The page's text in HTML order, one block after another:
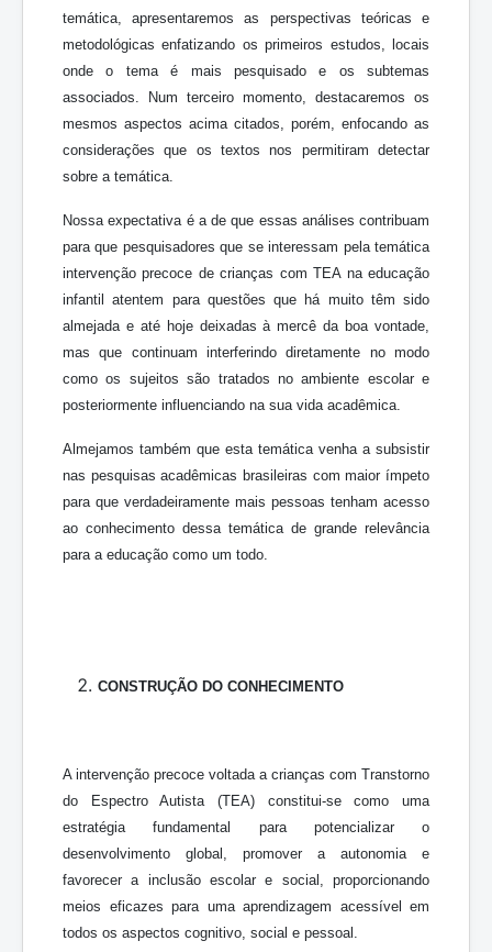
temática, apresentaremos as perspectivas teóricas e
metodológicas enfatizando os primeiros estudos, locais
onde o tema é mais pesquisado e os subtemas
associados. Num terceiro momento, destacaremos os
mesmos aspectos acima citados, porém, enfocando as
considerações que os textos nos permitiram detectar
sobre a temática.
Nossa expectativa é a de que essas análises contribuam
para que pesquisadores que se interessam pela temática
intervenção precoce de crianças com TEA na educação
infantil atentem para questões que há muito têm sido
almejada e até hoje deixadas à mercê da boa vontade,
mas que continuam interferindo diretamente no modo
como os sujeitos são tratados no ambiente escolar e
posteriormente influenciando na sua vida acadêmica.
Almejamos também que esta temática venha a subsistir
nas pesquisas acadêmicas brasileiras com maior ímpeto
para que verdadeiramente mais pessoas tenham acesso
ao conhecimento dessa temática de grande relevância
para a educação como um todo.
CONSTRUÇÃO DO CONHECIMENTO
A intervenção precoce voltada a crianças com Transtorno
do Espectro Autista (TEA) constitui-se como uma
estratégia fundamental para potencializar o
desenvolvimento global, promover a autonomia e
favorecer a inclusão escolar e social, proporcionando
meios eficazes para uma aprendizagem acessível em
todos os aspectos cognitivo, social e pessoal.